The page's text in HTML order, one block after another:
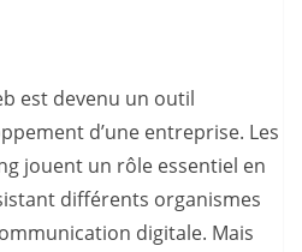
est devenu un outil
d’une entreprise. Les
jouent un rôle essentiel en
différents organismes
digitale. Mais